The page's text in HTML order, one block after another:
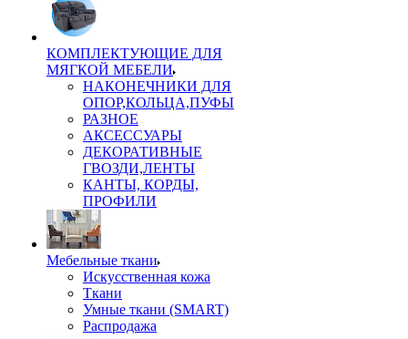
КОМПЛЕКТУЮЩИЕ ДЛЯ
МЯГКОЙ МЕБЕЛИ
НАКОНЕЧНИКИ ДЛЯ
ОПОР,КОЛЬЦА,ПУФЫ
РАЗНОЕ
АКСЕССУАРЫ
ДЕКОРАТИВНЫЕ
ГВОЗДИ,ЛЕНТЫ
КАНТЫ, КОРДЫ,
ПРОФИЛИ
Мебельные ткани
Искусственная кожа
Ткани
Умные ткани (SMART)
Распродажа